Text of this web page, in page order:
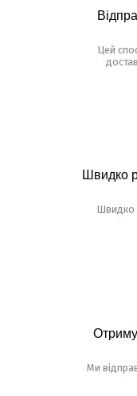
Цей
Швидко
Швидко
Ми